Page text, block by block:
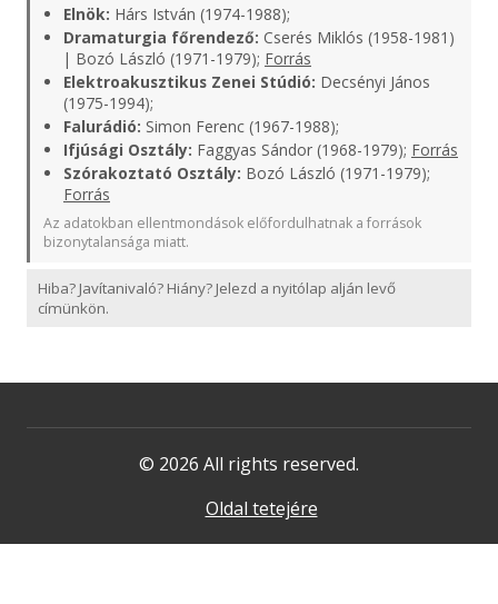
Elnök: Hárs István (1974-1988);
Dramaturgia főrendező: Cserés Miklós (1958-1981)
| Bozó László (1971-1979); Forrás
Elektroakusztikus Zenei Stúdió: Decsényi János
(1975-1994);
Falurádió: Simon Ferenc (1967-1988);
Ifjúsági Osztály: Faggyas Sándor (1968-1979); Forrás
Szórakoztató Osztály: Bozó László (1971-1979);
Forrás
Az adatokban ellentmondások előfordulhatnak a források
bizonytalansága miatt.
Hiba? Javítanivaló? Hiány? Jelezd a nyitólap alján levő
címünkön.
© 2026 All rights reserved.
Oldal tetejére